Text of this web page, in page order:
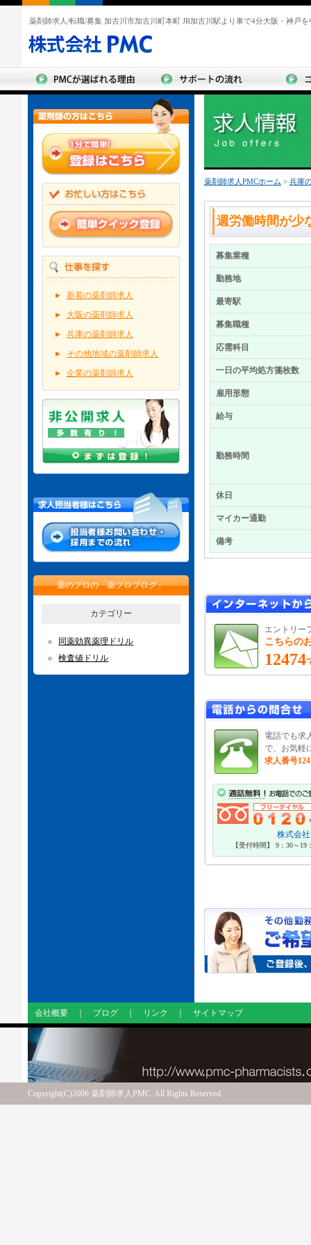
薬剤師求人/転職/募集 加古川市加古川町本町 JR加古川駅より車で4分大阪・神戸
新着の薬剤師求人
大阪の薬剤師求人
兵庫の薬剤師求人
その他地域の薬剤師求人
企業の薬剤師求人
薬のプロの「薬プロブログ」
カテゴリー
同薬効異薬理ドリル
検査値ドリル
薬剤師求人PMCホーム > 兵庫
週労働時間が少
募集業種
勤務地
最寄駅
募集職種
応需科目
一日の平均処方箋枚数
雇用形態
給与
勤務時間
休日
マイカー通勤
備考
エントリー
こちらの
12474
電話でも求
で、お気軽
求人番号
株式会
【受付時間】 9：30～
会社概要 ブログ リンク サイトマップ
Copyright(C)2006 薬剤師求人PMC. All Rights Reserved.